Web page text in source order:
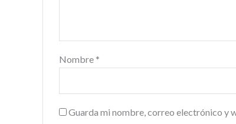
Nombre *
Guarda mi nombre, correo electrónico y